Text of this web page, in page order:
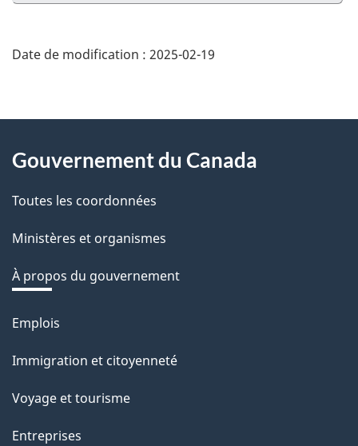
Date de modification : 2025-02-19
About
this
site
Gouvernement du Canada
Toutes les coordonnées
Ministères et organismes
À propos du gouvernement
Thèmes
sujets
Emplois
Immigration et citoyenneté
Voyage et tourisme
Entreprises